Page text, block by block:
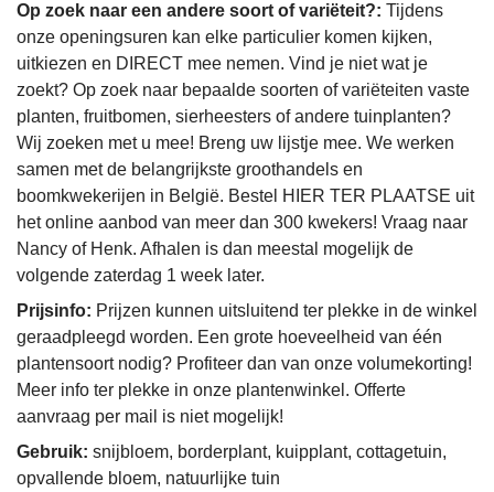
Op zoek naar een andere soort of variëteit?: Tijdens
onze openingsuren kan elke particulier komen kijken,
uitkiezen en DIRECT mee nemen. Vind je niet wat je
zoekt? Op zoek naar bepaalde soorten of variëteiten vaste
planten, fruitbomen, sierheesters of andere tuinplanten?
Wij zoeken met u mee! Breng uw lijstje mee. We werken
samen met de belangrijkste groothandels en
boomkwekerijen in België. Bestel HIER TER PLAATSE uit
het online aanbod van meer dan 300 kwekers! Vraag naar
Nancy of Henk. Afhalen is dan meestal mogelijk de
volgende zaterdag 1 week later.
Prijsinfo: Prijzen kunnen uitsluitend ter plekke in de winkel
geraadpleegd worden. Een grote hoeveelheid van één
plantensoort nodig? Profiteer dan van onze volumekorting!
Meer info ter plekke in onze plantenwinkel. Offerte
aanvraag per mail is niet mogelijk!
Gebruik: snijbloem, borderplant, kuipplant, cottagetuin,
opvallende bloem, natuurlijke tuin